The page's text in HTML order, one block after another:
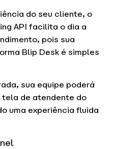
do seu cliente, o
API facilita o dia a
pois sua
Blip Desk é simples
sua equipe poderá
de atendente do
uma experiência fluida